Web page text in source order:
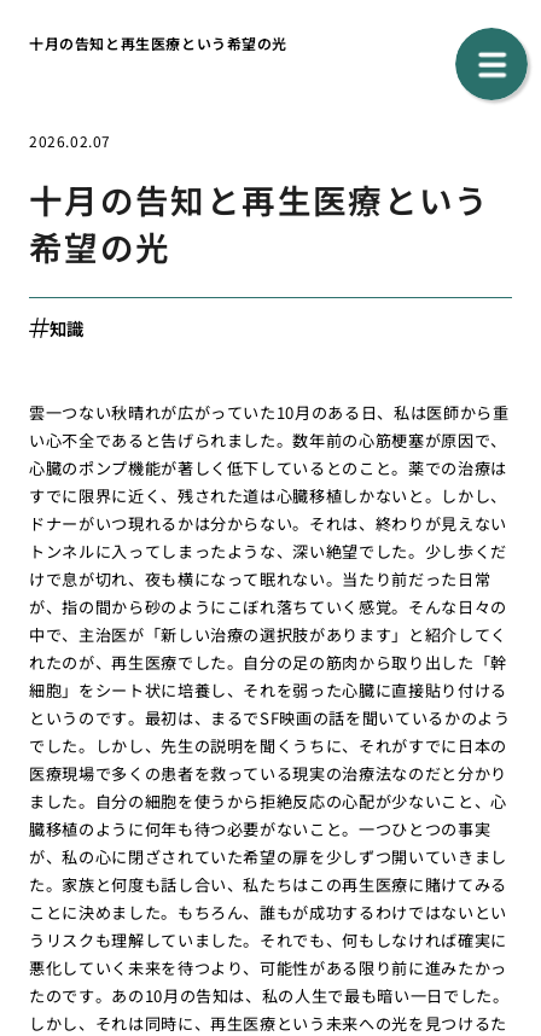
十月の告知と再生医療という希望の光
2026.02.07
十月の告知と再生医療という
希望の光
知識
雲一つない秋晴れが広がっていた10月のある日、私は医師から重
い心不全であると告げられました。数年前の心筋梗塞が原因で、
心臓のポンプ機能が著しく低下しているとのこと。薬での治療は
すでに限界に近く、残された道は心臓移植しかないと。しかし、
ドナーがいつ現れるかは分からない。それは、終わりが見えない
トンネルに入ってしまったような、深い絶望でした。少し歩くだ
けで息が切れ、夜も横になって眠れない。当たり前だった日常
が、指の間から砂のようにこぼれ落ちていく感覚。そんな日々の
中で、主治医が「新しい治療の選択肢があります」と紹介してく
れたのが、再生医療でした。自分の足の筋肉から取り出した「幹
細胞」をシート状に培養し、それを弱った心臓に直接貼り付ける
というのです。最初は、まるでSF映画の話を聞いているかのよう
でした。しかし、先生の説明を聞くうちに、それがすでに日本の
医療現場で多くの患者を救っている現実の治療法なのだと分かり
ました。自分の細胞を使うから拒絶反応の心配が少ないこと、心
臓移植のように何年も待つ必要がないこと。一つひとつの事実
が、私の心に閉ざされていた希望の扉を少しずつ開いていきまし
た。家族と何度も話し合い、私たちはこの再生医療に賭けてみる
ことに決めました。もちろん、誰もが成功するわけではないとい
うリスクも理解していました。それでも、何もしなければ確実に
悪化していく未来を待つより、可能性がある限り前に進みたかっ
たのです。あの10月の告知は、私の人生で最も暗い一日でした。
しかし、それは同時に、再生医療という未来への光を見つけるた